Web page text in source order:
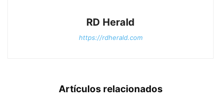
RD Herald
https://rdherald.com
Artículos relacionados